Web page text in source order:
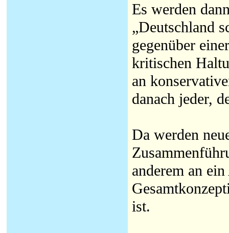
Es werden
„Deutschland
gegenüber
kritischen
an
danach jeder,
Da werden
anderem an
ist.